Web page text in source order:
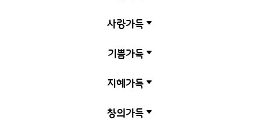
사랑가득 C
기쁨가득C
지혜가득 C
창의가득 C